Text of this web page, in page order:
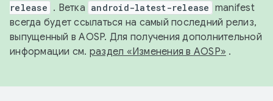
release . Ветка android-latest-release manifest
всегда будет ссылаться на самый последний релиз,
выпущенный в AOSP. Для получения дополнительной
информации см. раздел «Изменения в AOSP» .